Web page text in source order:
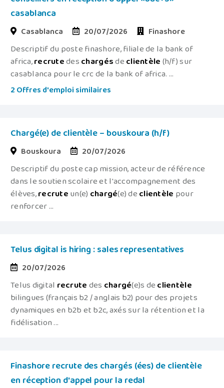
casablanca
Casablanca 20/07/2026 Finashore
Descriptif du poste finashore, filiale de la bank of
africa,recrutedeschargésdeclientèle(h/f) sur
casablanca pour le crc de la bank of africa. ...
2 Offres d'emploi similaires
Chargé(e) de clientèle – bouskoura (h/f)
Bouskoura 20/07/2026
Descriptif du poste cap mission, acteur de référence
dans le soutien scolaire et l'accompagnement des
élèves,recruteun(e) chargé(e) declientèle pour
renforcer ...
Telus digital is hiring : sales representatives
20/07/2026
Telus digital recrutedes chargé(e)s declientèle
bilingues (français b2 / anglais b2) pour des projets
dynamiques en b2b et b2c, axés sur la rétention et la
fidélisation ...
Finashore recrute des chargés (ées) de clientèle
en réception d'appel pour la redal